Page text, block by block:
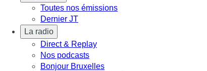
Toutes nos émissions
Dernier JT
La radio
Direct & Replay
Nos podcasts
Bonjour Bruxelles